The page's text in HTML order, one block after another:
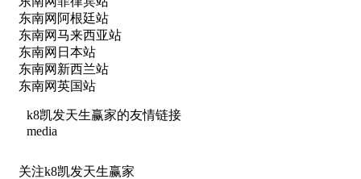
东南网阿根廷站
东南网马来西亚站
东南网日本站
东南网新西兰站
东南网英国站
k8凯发天生赢家的友情链接
media
关注k8凯发天生赢家